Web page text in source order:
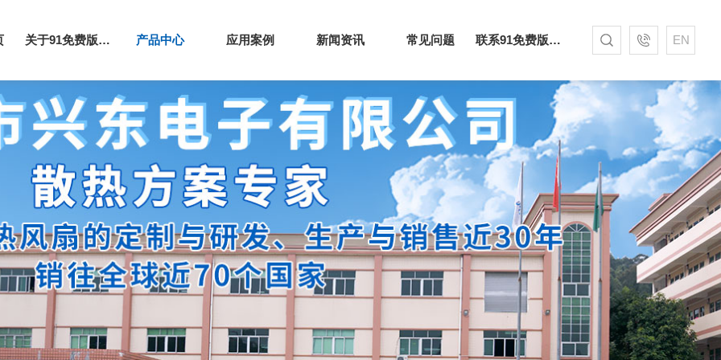
关于91免费版下载网站 产品中心 应用案例 新闻资讯 常见问题 联系91免费版下载网站 EN